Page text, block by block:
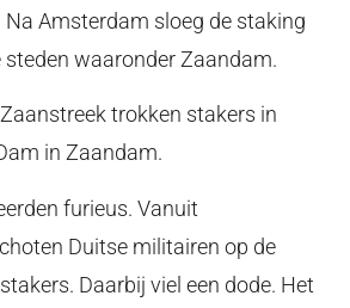
Na Amsterdam sloeg de staking
steden waaronder Zaandam.
trokken stakers in
in Zaandam.
furieus. Vanuit
Duitse militairen op de
Daarbij viel een dode. Het